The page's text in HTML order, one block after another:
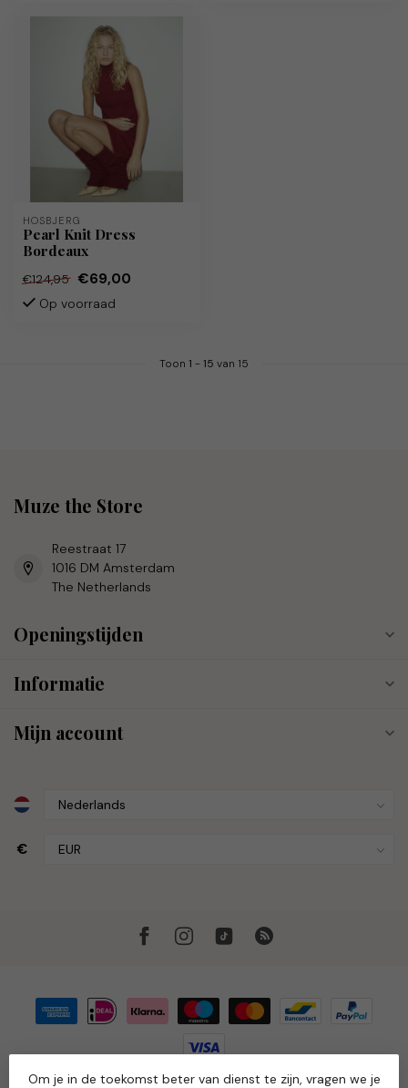
HOSBJERG
Pearl Knit Dress
Bordeaux
€124,95 €69,00
Op voorraad
Toon 1 - 15 van 15
Muze the Store
Reestraat 17
1016 DM Amsterdam
The Netherlands
Openingstijden
Informatie
Mijn account
€
© Copyright 2026 Muze the Store- Powered by Lightspeed-
Om je in de toekomst beter van dienst te zijn, vragen we je